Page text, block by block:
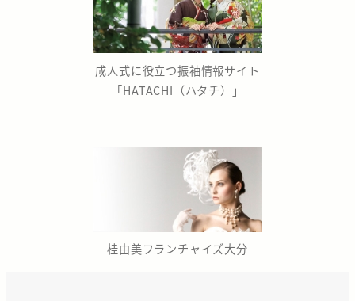
成人式に役立つ振袖情報サイト
「HATACHI（ハタチ）」
桂由美フランチャイズ大分